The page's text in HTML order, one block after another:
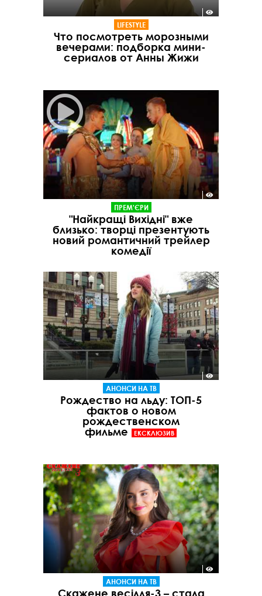
LIFESTYLE
Что посмотреть морозными
вечерами: подборка мини-
сериалов от Анны Жижи
ПРЕМ'ЄРИ
"Найкращі Вихідні" вже
близько: творці презентують
новий романтичний трейлер
комедії
АНОНСИ НА ТВ
Рождество на льду: ТОП-5
фактов о новом
рождественском
фильме
ЕКСКЛЮЗИВ
АНОНСИ НА ТВ
Скажене весілля-3 – стала